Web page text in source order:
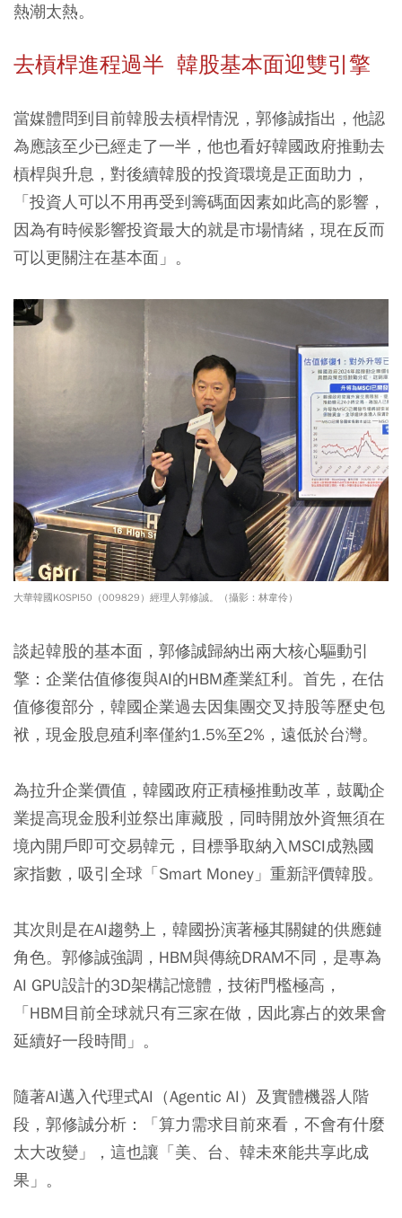
熱潮太熱。
去槓桿進程過半 韓股基本面迎雙引擎
當媒體問到目前韓股去槓桿情況，郭修誠指出，他認
為應該至少已經走了一半，他也看好韓國政府推動去
槓桿與升息，對後續韓股的投資環境是正面助力，
「投資人可以不用再受到籌碼面因素如此高的影響，
因為有時候影響投資最大的就是市場情緒，現在反而
可以更關注在基本面」。
大華韓國KOSPI50（009829）經理人郭修誠。（攝影：林韋伶）
談起韓股的基本面，郭修誠歸納出兩大核心驅動引
擎：企業估值修復與AI的HBM產業紅利。首先，在估
值修復部分，韓國企業過去因集團交叉持股等歷史包
袱，現金股息殖利率僅約1.5%至2%，遠低於台灣。
為拉升企業價值，韓國政府正積極推動改革，鼓勵企
業提高現金股利並祭出庫藏股，同時開放外資無須在
境內開戶即可交易韓元，目標爭取納入MSCI成熟國
家指數，吸引全球「Smart Money」重新評價韓股。
其次則是在AI趨勢上，韓國扮演著極其關鍵的供應鏈
角色。郭修誠強調，HBM與傳統DRAM不同，是專為
AI GPU設計的3D架構記憶體，技術門檻極高，
「HBM目前全球就只有三家在做，因此寡占的效果會
延續好一段時間」。
隨著AI邁入代理式AI（Agentic AI）及實體機器人階
段，郭修誠分析：「算力需求目前來看，不會有什麼
太大改變」，這也讓「美、台、韓未來能共享此成
果」。